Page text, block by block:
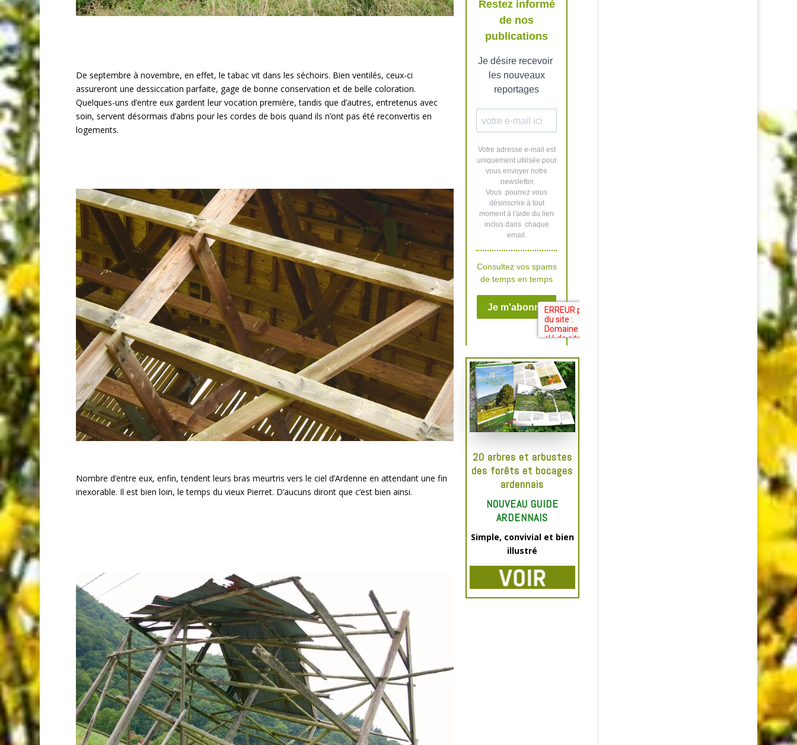
De septembre à novembre, en effet, le tabac vit dans les séchoirs. Bien ventilés, ceux-ci
assureront une dessiccation parfaite, gage de bonne conservation et de belle coloration.
Quelques-uns d’entre eux gardent leur vocation première, tandis que d’autres, entretenus avec
soin, servent désormais d’abris pour les cordes de bois quand ils n’ont pas été reconvertis en
logements.
Nombre d’entre eux, enfin, tendent leurs bras meurtris vers le ciel d’Ardenne en attendant une fin
inexorable. Il est bien loin, le temps du vieux Pierret. D’aucuns diront que c’est bien ainsi.
20 arbres et arbustes
des forêts et bocages
ardennais
NOUVEAU GUIDE
ARDENNAIS
Simple, convivial et bien
illustré